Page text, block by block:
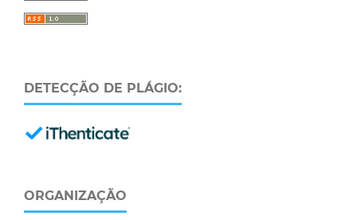
DETECÇÃO DE PLÁGIO:
ORGANIZAÇÃO